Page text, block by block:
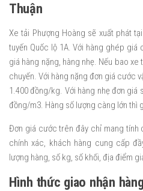
Thuận
Xe tải Phượng Hoàng sẽ xuất phát
tuyến Quốc lộ 1A. Với hàng ghép
giá hàng nặng, hàng nhẹ. Nếu bao
chuyến. Với hàng nặng đơn giá cước
1.400 đồng/kg. Với hàng nhẹ đơn giá
đồng/m3. Hàng số lượng càng lớn thì
Đơn giá cước trên đây chỉ mang tính
chính xác, khách hàng cung cấp
lượng hàng, số kg, số khối, địa điểm
Hình thức giao nhận